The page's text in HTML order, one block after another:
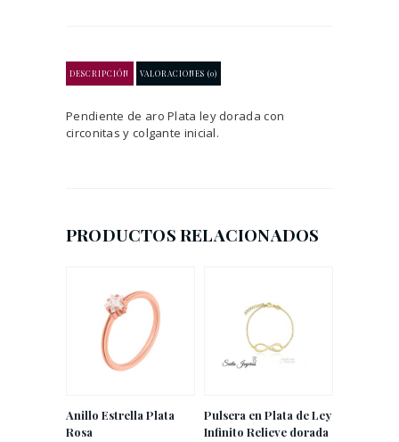
DESCRIPCIÓN VALORACIONES (0)
Pendiente de aro Plata ley dorada con
circonitas y colgante inicial.
PRODUCTOS RELACIONADOS
Anillo Estrella Plata
Rosa
Pulsera en Plata de Ley
Infinito Relieve dorada